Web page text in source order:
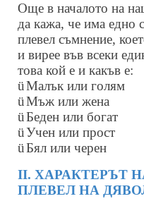
Още в началото на
да кажа, че има едно
плевел съмнение,
и вирее във всеки
това кой е и какъв е:
üМалък или голям
üМъж или жена
üБеден или богат
üУчен или прост
üБял или черен
ІІ.
ПЛЕВЕЛ НА